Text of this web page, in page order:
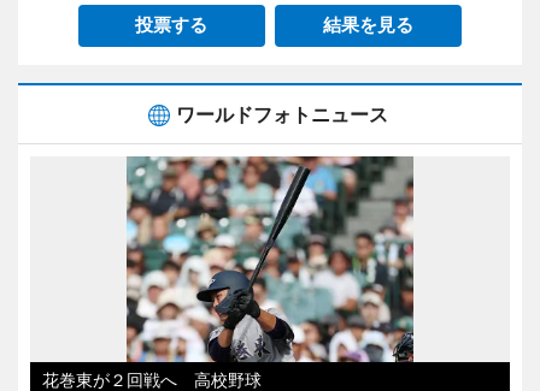
投票する 結果を見る
ワールドフォトニュース
花巻東が２回戦へ 高校野球